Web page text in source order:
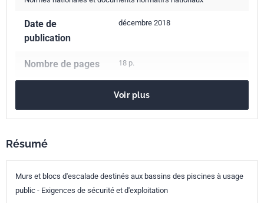
Date de
publication
décembre 2018
Nombre de pages 18 p.
Codes ICS
Indice de
Numéro de tirage 1
Voir plus
Résumé
Murs et blocs d'escalade destinés aux bassins des piscines à usage
public - Exigences de sécurité et d'exploitation